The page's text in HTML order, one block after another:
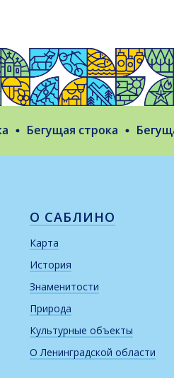
Бегущая строка
О САБЛИНО
Карта
История
Знаменитости
Природа
Культурные объекты
О Ленинградской области